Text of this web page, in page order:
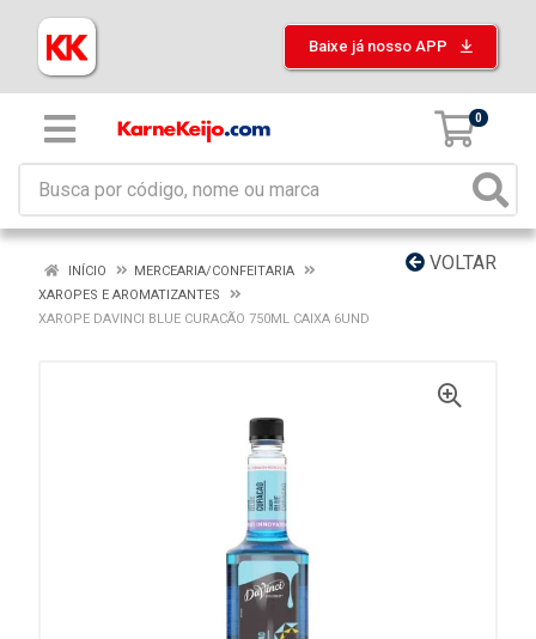
Baixe já nosso APP
0
VOLTAR
INÍCIO
MERCEARIA/CONFEITARIA
XAROPES E AROMATIZANTES
XAROPE DAVINCI BLUE CURACÃO 750ML CAIXA 6UND